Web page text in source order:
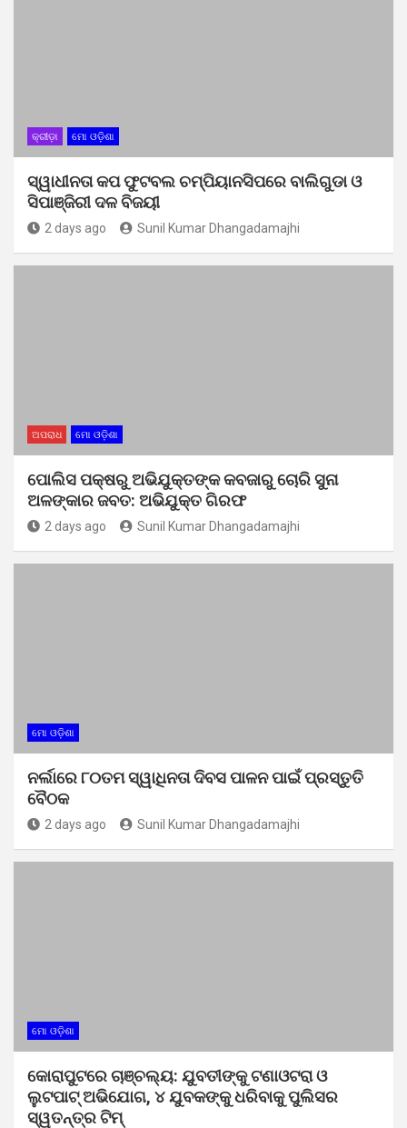
କ୍ରୀଡ଼ା ମୋ ଓଡ଼ିଶା
ସ୍ୱାଧୀନତା କପ ଫୁଟବଲ ଚମ୍ପିୟାନସିପରେ ବାଲିଗୁଡା ଓ
ସିପାଞ୍ଜିରୀ ଦଳ ବିଜୟୀ
2 days ago Sunil Kumar Dhangadamajhi
ଅପରାଧ ମୋ ଓଡ଼ିଶା
ପୋଲିସ ପକ୍ଷରୁ ଅଭିଯୁକ୍ତଙ୍କ କବଜାରୁ ଚୋରି ସୁନା
ଅଳଙ୍କାର ଜବତ: ଅଭିଯୁକ୍ତ ଗିରଫ
2 days ago Sunil Kumar Dhangadamajhi
ମୋ ଓଡ଼ିଶା
ନର୍ଲାରେ ୮୦ତମ ସ୍ୱାଧିନତା ଦିବସ ପାଳନ ପାଇଁ ପ୍ରସ୍ତୁତି
ବୈଠକ
2 days ago Sunil Kumar Dhangadamajhi
ମୋ ଓଡ଼ିଶା
କୋରାପୁଟରେ ଚାଞ୍ଚଲ୍ୟ: ଯୁବତୀଙ୍କୁ ଟଣାଓଟରା ଓ
ଲୁଟପାଟ୍ ଅଭିଯୋଗ, ୪ ଯୁବକଙ୍କୁ ଧରିବାକୁ ପୁଲିସର
ସ୍ୱତନ୍ତ୍ର ଟିମ୍